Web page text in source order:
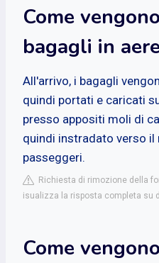
Come
bagagli in
All'arrivo, i bagagli
quindi portati e caricati
presso appositi moli di
quindi instradato verso
passeggeri.
Richiesta di rimozione della
isualizza la risposta completa su
Come